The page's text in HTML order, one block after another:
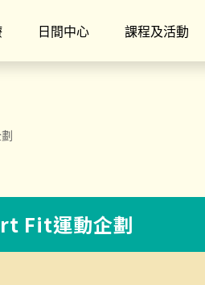
日間中心 課程及活動
Fit運動企劃